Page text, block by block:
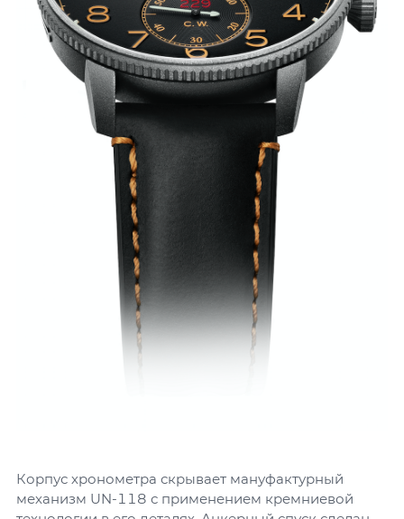
Корпус хронометра скрывает мануфактурный
механизм UN-118 с применением кремниевой